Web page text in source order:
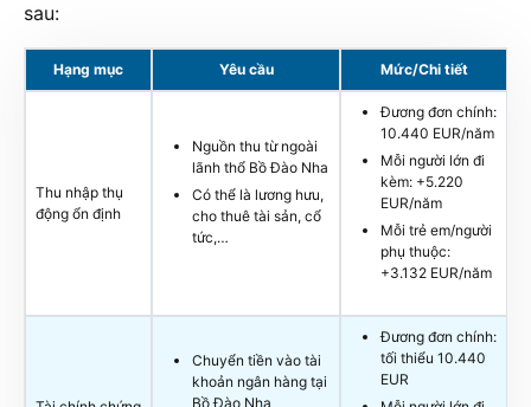
sau:
Hạng mục Yêu cầu Mức/Chi tiết
Thu nhập thụ
động ổn định
Nguồn thu từ ngoài
lãnh thổ Bồ Đào Nha
Có thể là lương hưu,
cho thuê tài sản, cổ
tức,…
Đương đơn chính:
10.440 EUR/năm
Mỗi người lớn đi
kèm: +5.220
EUR/năm
Mỗi trẻ em/người
phụ thuộc:
+3.132 EUR/năm
Chuyển tiền vào tài
khoản ngân hàng tại
Bồ Đào Nha
Đương đơn chính:
tối thiểu 10.440
EUR